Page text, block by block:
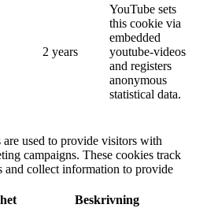
2 years
YouTube sets
this cookie via
embedded
youtube-videos
and registers
anonymous
statistical data.
used to provide visitors with
campaigns. These cookies track
and collect information to provide
Beskrivning